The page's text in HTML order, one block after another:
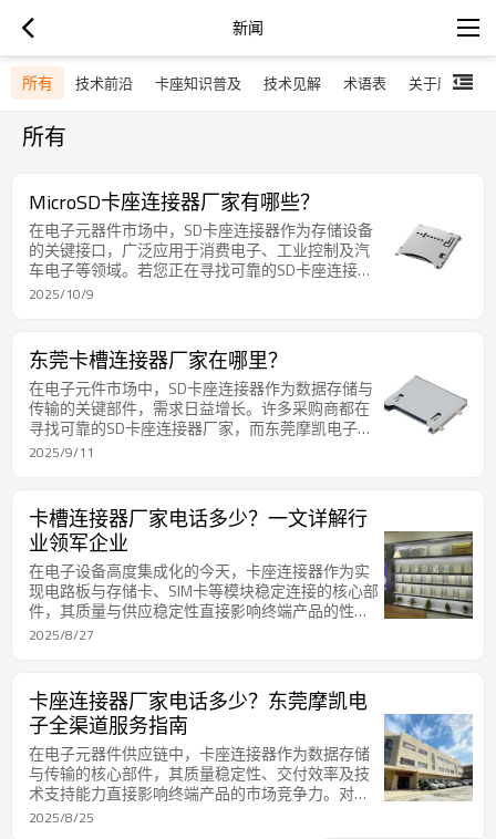
新闻
所有 技术前沿 卡座知识普及 技术见解 术语表 关于摩凯
所有
MicroSD卡座连接器厂家有哪些？
在电子元器件市场中，SD卡座连接器作为存储设备
的关键接口，广泛应用于消费电子、工业控制及汽
车电子等领域。若您正在寻找可靠的SD卡座连接器
供应商，东莞摩凯电子无疑是一个值得关注的行业
2025/10/9
东莞卡槽连接器厂家在哪里？
在电子元件市场中，SD卡座连接器作为数据存储与
传输的关键部件，需求日益增长。许多采购商都在
寻找可靠的SD卡座连接器厂家，而东莞摩凯电子便
是其中的佼佼者。
2025/9/11
卡槽连接器厂家电话多少？一文详解行
业领军企业
在电子设备高度集成化的今天，卡座连接器作为实
现电路板与存储卡、SIM卡等模块稳定连接的核心部
件，其质量与供应稳定性直接影响终端产品的性能
与交付周期。面对市场上琳琅满目的供应商，如何
企业，并揭晓其联系方式与核心优势。
2025/8/27
卡座连接器厂家电话多少？东莞摩凯电
子全渠道服务指南
在电子元器件供应链中，卡座连接器作为数据存储
与传输的核心部件，其质量稳定性、交付效率及技
术支持能力直接影响终端产品的市场竞争力。对于
采购商而言，如何快速联系到技术领先、产能充足
2025/8/25